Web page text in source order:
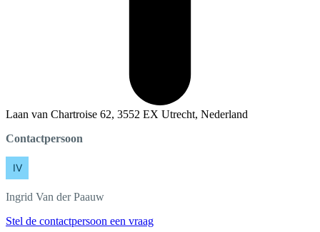
Laan van Chartroise 62, 3552 EX Utrecht, Nederland
Contactpersoon
Ingrid Van der Paauw
Stel de contactpersoon een vraag